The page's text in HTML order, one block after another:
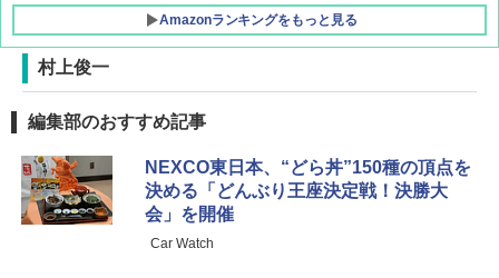
Amazonランキングをもっと見る
DEWEL パラソル 大型 ビーチ アウトドアパ
ラソル ガーデン サイトシート付 折りたたみ
き
￥6,459
村上俊一
編集部のおすすめ記事
NEXCO東日本、“どら丼”150種の頂点を
決める「どんぶり王座決定戦！決勝大
会」を開催
Car Watch